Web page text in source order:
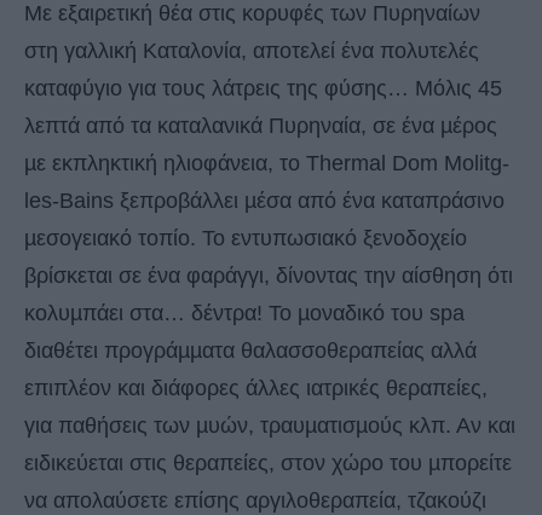
Με εξαιρετική θέα στις κορυφές των Πυρηναίων
στη γαλλική Καταλονία, αποτελεί ένα πολυτελές
καταφύγιο για τους λάτρεις της φύσης… Μόλις 45
λεπτά από τα καταλανικά Πυρηναία, σε ένα µέρος
µε εκπληκτική ηλιοφάνεια, το Thermal Dom Molitg-
les-Bains ξεπροβάλλει µέσα από ένα καταπράσινο
µεσογειακό τοπίο. Το εντυπωσιακό ξενοδοχείο
βρίσκεται σε ένα φαράγγι, δίνοντας την αίσθηση ότι
κολυµπάει στα… δέντρα! Το µοναδικό του spa
διαθέτει προγράµµατα θαλασσοθεραπείας αλλά
επιπλέον και διάφορες άλλες ιατρικές θεραπείες,
για παθήσεις των µυών, τραυµατισµούς κλπ. Αν και
ειδικεύεται στις θεραπείες, στον χώρο του µπορείτε
να απολαύσετε επίσης αργιλοθεραπεία, τζακούζι